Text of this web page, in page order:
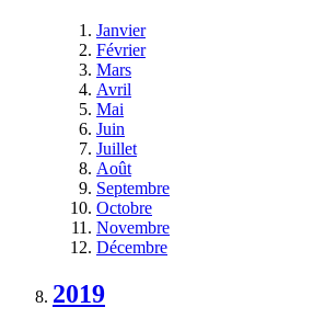
Janvier
Février
Mars
Avril
Mai
Juin
Juillet
Août
Septembre
Octobre
Novembre
Décembre
2019